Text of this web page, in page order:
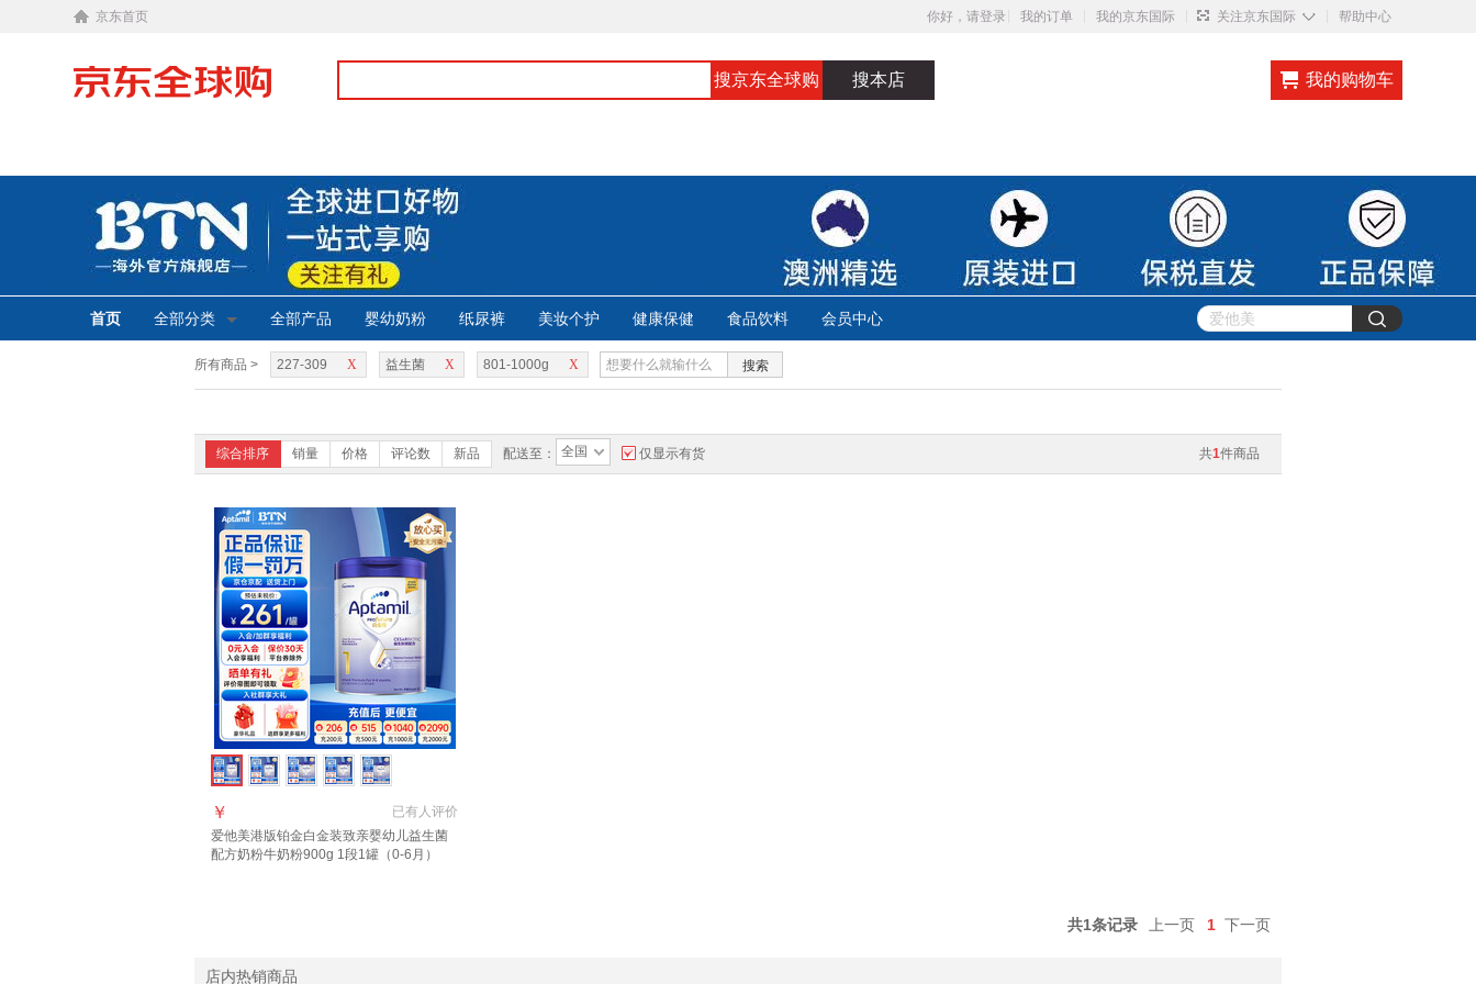
京东首页 你好，请登录 我的订单 我的京东国际 关注京东国际 ◇ 帮助中心
搜京东全球购 搜本店 我的购物车
首页 全部分类 全部产品 婴幼奶粉 纸尿裤 美妆个护 健康保健 食品饮料 会员中心
所有商品 > X
227-309 X
益生菌 X
801-1000g 搜索
共1件商品
综合排序 销量 价格 评论数 新品 配送至： 全国 仅显示有货
已有人评价
￥
爱他美港版铂金白金装致亲婴幼儿益生菌
配方奶粉牛奶粉900g 1段1罐（0-6月）
共1条记录 上一页 1 下一页
店内热销商品